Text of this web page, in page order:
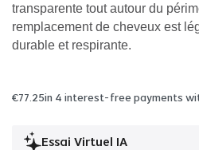
transparente tout autour du
remplacement de cheveux est
durable et respirante.
€77.25in 4 interest-free payments
Essai Virtuel IA